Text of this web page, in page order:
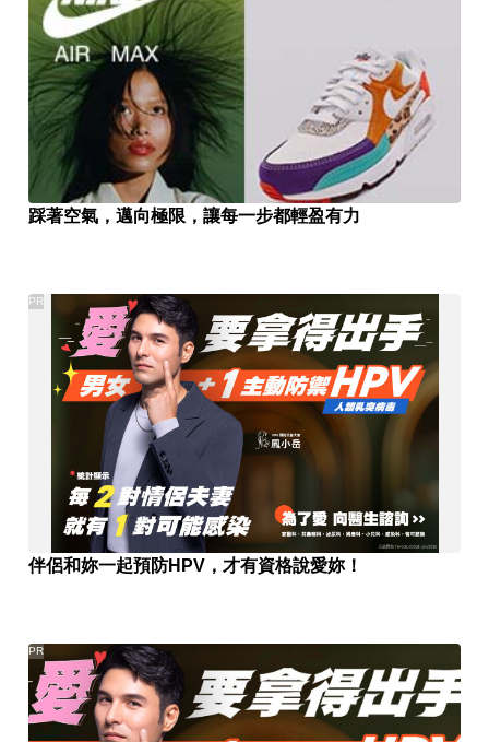
踩著空氣，邁向極限，讓每一步都輕盈有力
伴侶和妳一起預防HPV，才有資格說愛妳！
PR
PR